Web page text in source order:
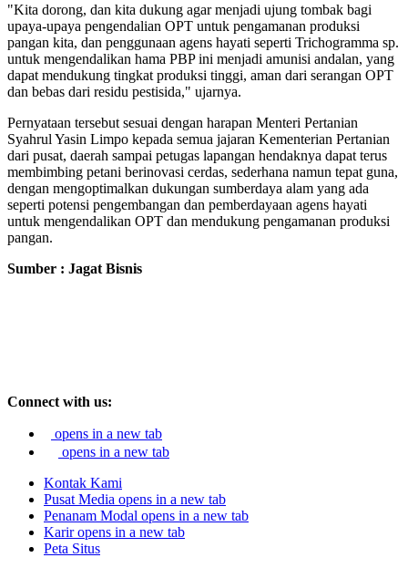
"Kita dorong, dan kita dukung agar menjadi ujung tombak bagi
upaya-upaya pengendalian OPT untuk pengamanan produksi
pangan kita, dan penggunaan agens hayati seperti Trichogramma sp.
untuk mengendalikan hama PBP ini menjadi amunisi andalan, yang
dapat mendukung tingkat produksi tinggi, aman dari serangan OPT
dan bebas dari residu pestisida," ujarnya.
Pernyataan tersebut sesuai dengan harapan Menteri Pertanian
Syahrul Yasin Limpo kepada semua jajaran Kementerian Pertanian
dari pusat, daerah sampai petugas lapangan hendaknya dapat terus
membimbing petani berinovasi cerdas, sederhana namun tepat guna,
dengan mengoptimalkan dukungan sumberdaya alam yang ada
seperti potensi pengembangan dan pemberdayaan agens hayati
untuk mengendalikan OPT dan mendukung pengamanan produksi
pangan.
Sumber : Jagat Bisnis
Connect with us:
opens in a new tab
opens in a new tab
Kontak Kami
Pusat Media opens in a new tab
Penanam Modal opens in a new tab
Karir opens in a new tab
Peta Situs